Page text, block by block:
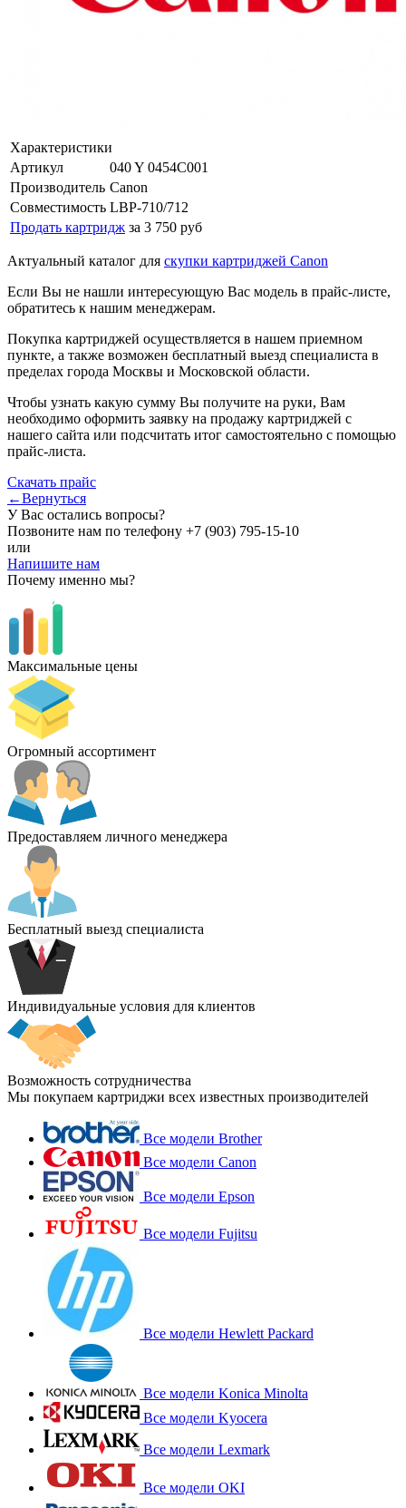
Характеристики
Артикул
040 Y 0454C001
Производитель Canon
Совместимость LBP-710/712
Продать картридж за 3 750 руб
Актуальный каталог для скупки картриджей Canon
Если Вы не нашли интересующую Вас модель в прайс-листе,
обратитесь к нашим менеджерам.
Покупка картриджей осуществляется в нашем приемном
пункте, а также возможен бесплатный выезд специалиста в
пределах города Москвы и Московской области.
Чтобы узнать какую сумму Вы получите на руки, Вам
необходимо оформить заявку на продажу картриджей с
нашего сайта или подсчитать итог самостоятельно с помощью
прайс-листа.
Скачать прайс
←Вернуться
У Вас остались вопросы?
Позвоните нам по телефону +7 (903) 795-15-10
или
Напишите нам
Почему именно мы?
Максимальные цены
Огромный ассортимент
Предоставляем личного менеджера
Бесплатный выезд специалиста
Индивидуальные условия для клиентов
Возможность сотрудничества
Мы покупаем картриджи всех известных производителей
Все модели Brother
Все модели Canon
Все модели Epson
Все модели Fujitsu
Все модели Hewlett Packard
Все модели Konica Minolta
Все модели Kyocera
Все модели Lexmark
Все модели OKI